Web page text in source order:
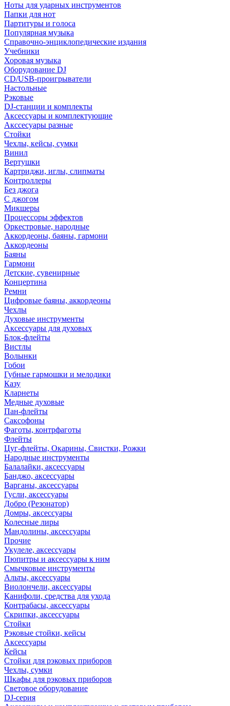
Ноты для ударных инструментов
Папки для нот
Партитуры и голоса
Популярная музыка
Справочно-энциклопедические издания
Учебники
Хоровая музыка
Оборудование DJ
CD/USB-проигрыватели
Настольные
Рэковые
DJ-станции и комплекты
Аксессуары и комплектующие
Акссесуары разные
Стойки
Чехлы, кейсы, сумки
Винил
Вертушки
Картриджи, иглы, слипматы
Контроллеры
Без джога
С джогом
Микшеры
Процессоры эффектов
Оркестровые, народные
Аккордеоны, баяны, гармони
Аккордеоны
Баяны
Гармони
Детские, сувенирные
Концертина
Ремни
Цифровые баяны, аккордеоны
Чехлы
Духовые инструменты
Аксессуары для духовых
Блок-флейты
Вистлы
Волынки
Гобои
Губные гармошки и мелодики
Казу
Кларнеты
Медные духовые
Пан-флейты
Саксофоны
Фаготы, контрфаготы
Флейты
Цуг-флейты, Окарины, Свистки, Рожки
Народные инструменты
Балалайки, аксессуары
Банджо, аксессуары
Варганы, аксессуары
Гусли, аксессуары
Добро (Резонатор)
Домры, аксессуары
Колесные лиры
Мандолины, аксессуары
Прочие
Укулеле, аксессуары
Пюпитры и аксессуары к ним
Смычковые инструменты
Альты, аксессуары
Виолончели, аксессуары
Канифоли, средства для ухода
Контрабасы, аксессуары
Скрипки, аксессуары
Стойки
Рэковые стойки, кейсы
Аксессуары
Кейсы
Стойки для рэковых приборов
Чехлы, сумки
Шкафы для рэковых приборов
Световое оборудование
DJ-серия